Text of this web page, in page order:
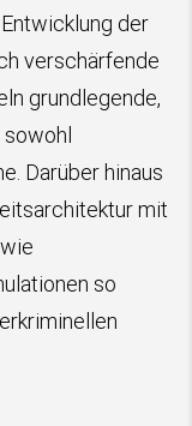
der
verschärfende
grundlegende,
Darüber hinaus
mit
so